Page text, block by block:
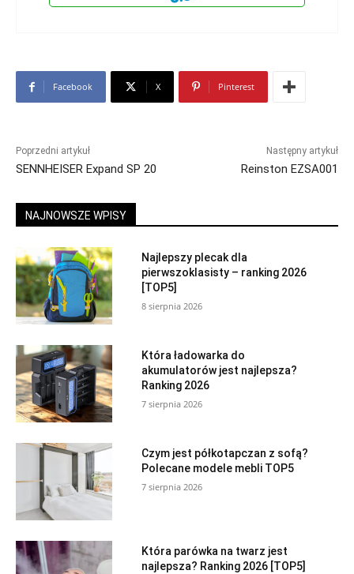
Facebook X Pinterest
Poprzedni artykuł
SENNHEISER Expand SP 20
Następny artykuł
Reinston EZSA001
NAJNOWSZE WPISY
Najlepszy plecak dla
pierwszoklasisty – ranking 2026
[TOP5]
8 sierpnia 2026
Która ładowarka do
akumulatorów jest najlepsza?
Ranking 2026
7 sierpnia 2026
Czym jest półkotapczan z sofą?
Polecane modele mebli TOP5
7 sierpnia 2026
Która parówka na twarz jest
najlepsza? Ranking 2026 [TOP5]